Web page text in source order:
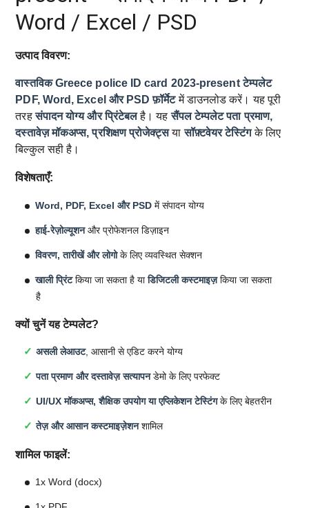
Word / Excel / PSD
उत्पाद विवरण:
वास्तविक Greece police ID card 2023-present टेम्पलेट
PDF, Word, Excel और PSD फ़ॉर्मेटमें डाउनलोड करें। यह पूरी
तरहसंपादन योग्य और प्रिंटेबलहै। यहसैंपल टेम्पलेट पता प्रमाण,
दस्तावेज़ मॉकअप्स, प्रशिक्षण प्रोजेक्ट्सयासॉफ़्टवेयर टेस्टिंगके लिए
बिल्कुल सही है।
विशेषताएँ:
Word, PDF, Excel और PSD में संपादन योग्य
हाई-रेज़ोल्यूशनऔर प्रोफेशनल डिज़ाइन
विवरण, तारीखें और लोगोके लिए व्यवस्थित सेक्शन
खाली प्रिंटकिया जा सकता है याडिजिटली कस्टमाइज़किया जा सकता
है
क्यों चुनें यह टेम्पलेट?
असली लेआउट, आसानी से एडिट करने योग्य
पता प्रमाण और दस्तावेज़ सत्यापनडेमो के लिए परफेक्ट
UI/UX मॉकअप्स, शैक्षिक उपयोग या एप्लिकेशन टेस्टिंगके लिए बेहतरीन
तेज़ और आसान कस्टमाइज़ेशनशामिल
शामिल फाइलें:
1x Word (docx)